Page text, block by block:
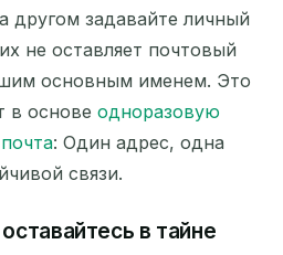
другом задавайте личный
не оставляет почтовый
основным именем. Это
в основе одноразовую
: Один адрес, одна
связи.
в тайне